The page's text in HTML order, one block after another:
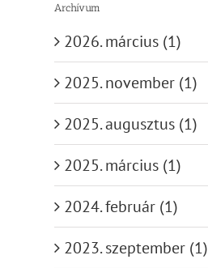
Archívum
2026. március (1)
2025. november (1)
2025. augusztus (1)
2025. március (1)
2024. február (1)
2023. szeptember (1)